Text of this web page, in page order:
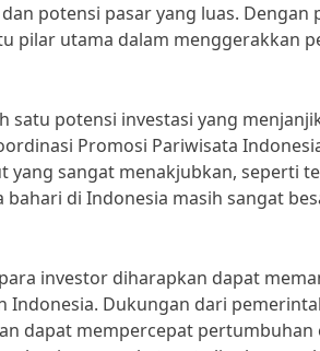
potensi pasar yang luas. Dengan
pilar utama dalam menggerakkan
satu potensi investasi yang
Promosi Pariwisata
yang sangat menakjubkan, seperti
di Indonesia masih sangat
investor diharapkan dapat
Dukungan dari
dapat mempercepat pertumbuhan